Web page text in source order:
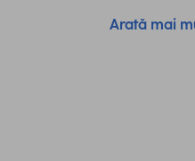
Arată mai